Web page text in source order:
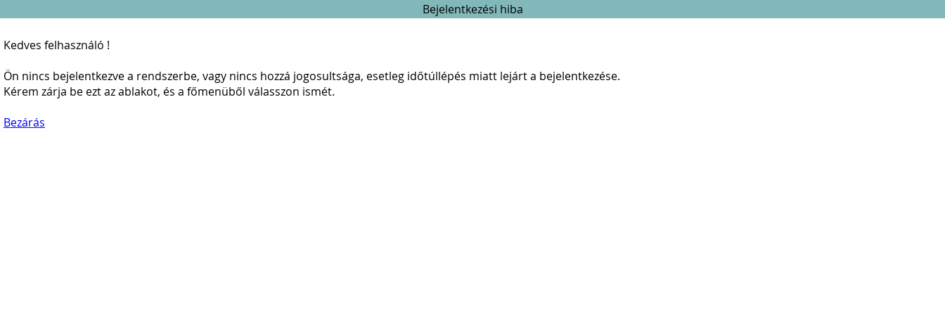
Bejelentkezési hiba
Kedves felhasználó !
Ön nincs bejelentkezve a rendszerbe, vagy nincs hozzá jogosultsága, esetleg időtúllépés miatt lejárt a bejelentkezése.
Kérem zárja be ezt az ablakot, és a főmenüből válasszon ismét.
Bezárás